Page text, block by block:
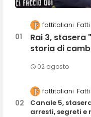
fattitaliani
Rai 3, stasera
storia di
02 agosto
fattitaliani
Canale 5,
arresti, segreti